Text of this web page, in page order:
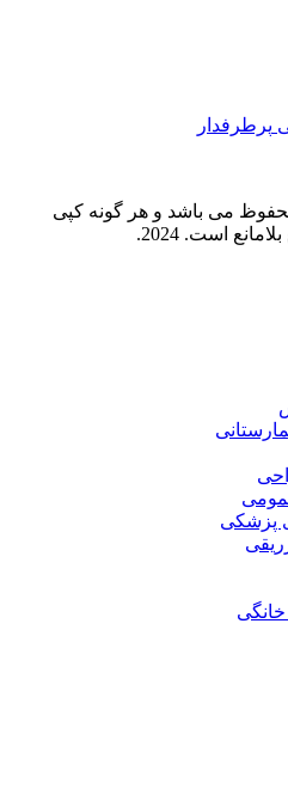
پرطرفدار
می باشد و هر گونه کپی
بلامانع است. 2024.
پزشکی